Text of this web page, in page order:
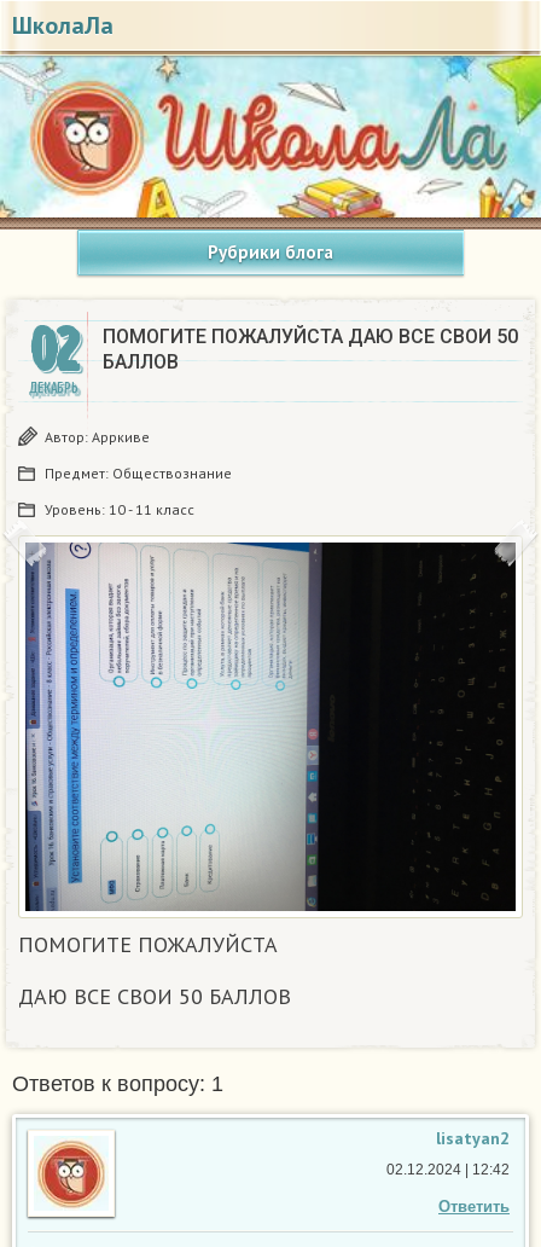
ШколаЛа
Рубрики блога
02
ДЕКАБРЬ
ПОМОГИТЕ ПОЖАЛУЙСТА ДАЮ ВСЕ СВОИ 50
БАЛЛОВ
Автор: Арркиве
Предмет: Обществознание
Уровень: 10 - 11 класс
ПОМОГИТЕ ПОЖАЛУЙСТА
ДАЮ ВСЕ СВОИ 50 БАЛЛОВ
Ответов к вопросу: 1
lisatyan2
Ответить
02.12.2024 | 12:42